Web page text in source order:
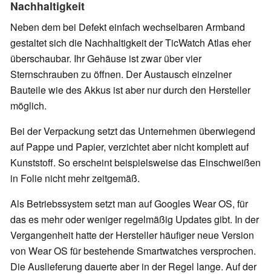
Nachhaltigkeit
Neben dem bei Defekt einfach wechselbaren Armband
gestaltet sich die Nachhaltigkeit der TicWatch Atlas eher
überschaubar. Ihr Gehäuse ist zwar über vier
Sternschrauben zu öffnen. Der Austausch einzelner
Bauteile wie des Akkus ist aber nur durch den Hersteller
möglich.
Bei der Verpackung setzt das Unternehmen überwiegend
auf Pappe und Papier, verzichtet aber nicht komplett auf
Kunststoff. So erscheint beispielsweise das Einschweißen
in Folie nicht mehr zeitgemäß.
Als Betriebssystem setzt man auf Googles Wear OS, für
das es mehr oder weniger regelmäßig Updates gibt. In der
Vergangenheit hatte der Hersteller häufiger neue Version
von Wear OS für bestehende Smartwatches versprochen.
Die Auslieferung dauerte aber in der Regel lange. Auf der